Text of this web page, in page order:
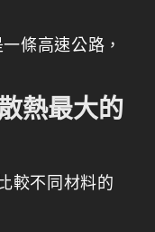
條高速公路，
熱最大的
較不同材料的